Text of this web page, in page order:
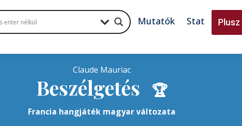
Mutatók Stat Plusz
Claude Mauriac
Beszélgetés 🏆
Francia hangjáték magyar változata